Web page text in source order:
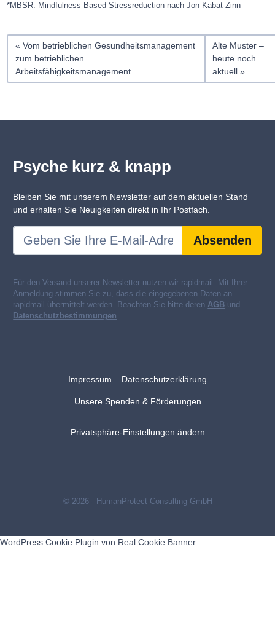
*MBSR: Mindfulness Based Stressreduction nach Jon Kabat-Zinn
Vom betrieblichen Gesundheitsmanagement
zum betrieblichen
Arbeitsfähigkeitsmanagement
Alte Muster –
heute noch
aktuell
Psyche kurz & knapp
Bleiben Sie mit unserem Newsletter auf dem aktuellen Stand
und erhalten Sie Neuigkeiten direkt in Ihr Postfach.
Absenden
Für den Versand unserer Newsletter nutzen wir rapidmail. Mit Ihrer
Anmeldung stimmen Sie zu, dass die eingegebenen Daten an
rapidmail übermittelt werden. Beachten Sie bitte derenAGB und
Datenschutzbestimmungen.
Impressum Datenschutzerklärung
Unsere Spenden & Förderungen
Privatsphäre-Einstellungen ändern
© 2026 - HumanProtect Consulting GmbH
WordPress Cookie Plugin von Real Cookie Banner